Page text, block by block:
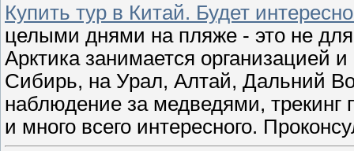
Купить тур в Китай. Будет
целыми днями на пляже - это не
Арктика занимается организацией
Сибирь, на Урал, Алтай, Дальний
наблюдение за медведями,
и много всего интересного.